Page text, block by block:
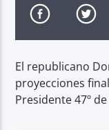
Radio hola
El republicano
proyecciones
Presidente 47º